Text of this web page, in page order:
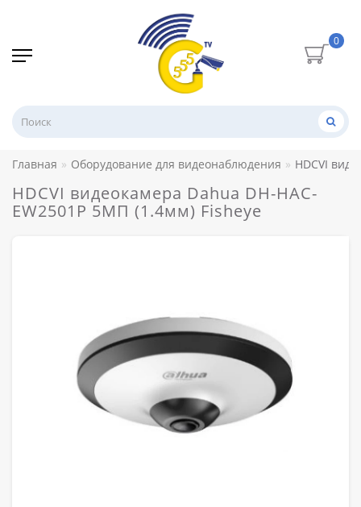
0
Главная Оборудование для видеонаблюдения HDCVI
HDCVI видеокамера Dahua DH-HAC-
EW2501P 5МП (1.4мм) Fisheye